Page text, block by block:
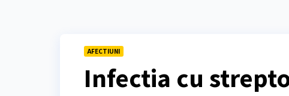
AFECTIUNI
Infectia cu